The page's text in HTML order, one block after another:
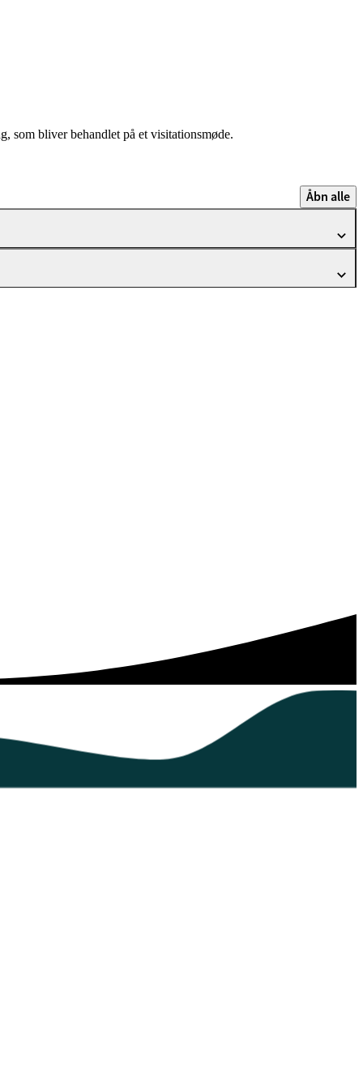
som bliver behandlet på et visitationsmøde.
Åbn alle